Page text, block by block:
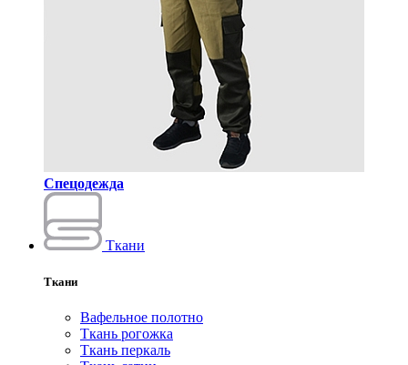
Спецодежда
Ткани
Ткани
Вафельное полотно
Ткань рогожка
Ткань перкаль